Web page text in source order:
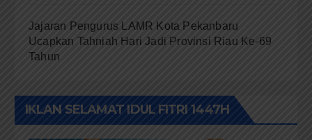
Jajaran Pengurus LAMR Kota Pekanbaru
Ucapkan Tahniah Hari Jadi Provinsi Riau Ke-69
Tahun
IKLAN SELAMAT IDUL FITRI 1447H